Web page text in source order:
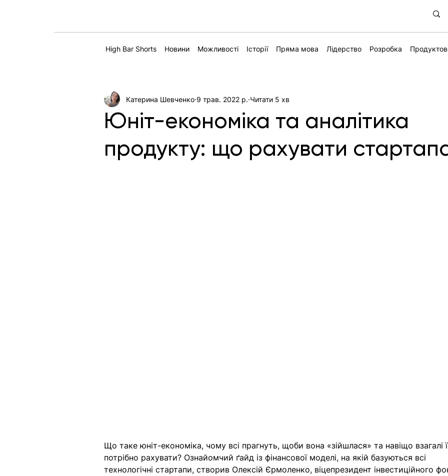
High Bar Shorts Новини Можливості Історії Пряма мова Лідерство Розробка
Юніт-економіка та аналітика
продукту: що рахувати
Катерина Шевченко 9 трав. 2022 р. Читати 5 хв
Що таке юніт-економіка, чому всі прагнуть, щоби вона «зійшлася» та навіщо взагалі
потрібно рахувати? Ознайомчий ґайд із фінансової моделі, на якій базуються всі
технологічні стартапи, створив Олексій Єрмоленко, віцепрезидент інвестиційного